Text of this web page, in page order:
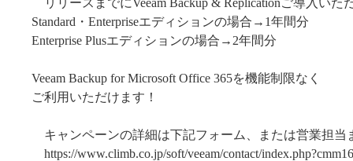
リリースまでにVeeam Backup & Replicationご導入いた
Standard・Enterpriseエディションの場合→1年間分
Enterprise Plusエディションの場合→2年間分
Veeam Backup for Microsoft Office 365を機能制限なく
ご利用いただけます！
キャンペーンの詳細は下記フォーム、または営業担当
https://www.climb.co.jp/soft/veeam/contact/